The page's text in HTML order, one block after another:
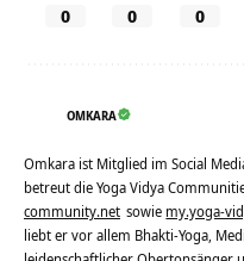
0 0 0
OMKARA
Omkara ist Mitglied im Social
betreut die Yoga Vidya
community.net sowie my.yoga-
liebt er vor allem Bhakti-Yoga,